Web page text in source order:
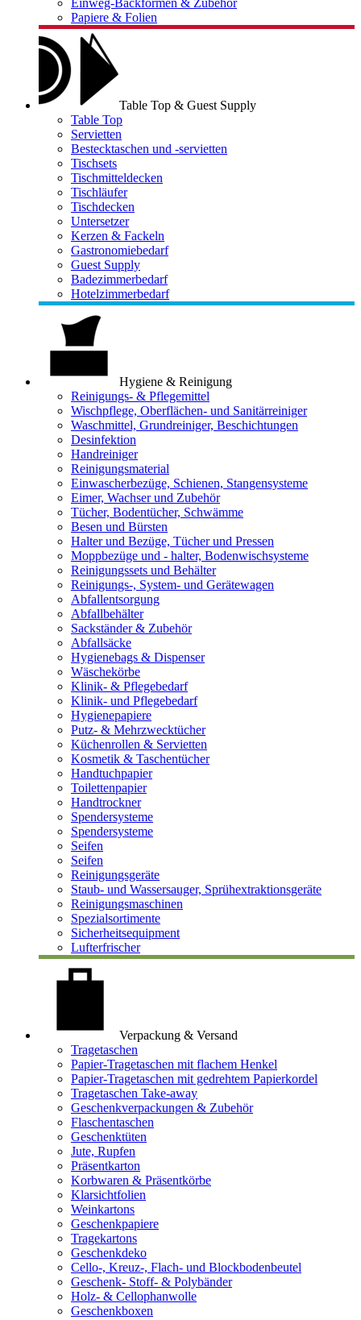
Einweg-Backformen & Zubehör
Papiere & Folien
Table Top & Guest Supply
Table Top
Servietten
Bestecktaschen und -servietten
Tischsets
Tischmitteldecken
Tischläufer
Tischdecken
Untersetzer
Kerzen & Fackeln
Gastronomiebedarf
Guest Supply
Badezimmerbedarf
Hotelzimmerbedarf
Hygiene & Reinigung
Reinigungs- & Pflegemittel
Wischpflege, Oberflächen- und Sanitärreiniger
Waschmittel, Grundreiniger, Beschichtungen
Desinfektion
Handreiniger
Reinigungsmaterial
Einwascherbezüge, Schienen, Stangensysteme
Eimer, Wachser und Zubehör
Tücher, Bodentücher, Schwämme
Besen und Bürsten
Halter und Bezüge, Tücher und Pressen
Moppbezüge und - halter, Bodenwischsysteme
Reinigungssets und Behälter
Reinigungs-, System- und Gerätewagen
Abfallentsorgung
Abfallbehälter
Sackständer & Zubehör
Abfallsäcke
Hygienebags & Dispenser
Wäschekörbe
Klinik- & Pflegebedarf
Klinik- und Pflegebedarf
Hygienepapiere
Putz- & Mehrzwecktücher
Küchenrollen & Servietten
Kosmetik & Taschentücher
Handtuchpapier
Toilettenpapier
Handtrockner
Spendersysteme
Spendersysteme
Seifen
Seifen
Reinigungsgeräte
Staub- und Wassersauger, Sprühextraktionsgeräte
Reinigungsmaschinen
Spezialsortimente
Sicherheitsequipment
Lufterfrischer
Verpackung & Versand
Tragetaschen
Papier-Tragetaschen mit flachem Henkel
Papier-Tragetaschen mit gedrehtem Papierkordel
Tragetaschen Take-away
Geschenkverpackungen & Zubehör
Flaschentaschen
Geschenktüten
Jute, Rupfen
Präsentkarton
Korbwaren & Präsentkörbe
Klarsichtfolien
Weinkartons
Geschenkpapiere
Tragekartons
Geschenkdeko
Cello-, Kreuz-, Flach- und Blockbodenbeutel
Geschenk- Stoff- & Polybänder
Holz- & Cellophanwolle
Geschenkboxen